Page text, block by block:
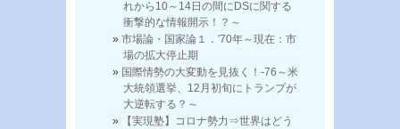
れから10～14日の間にDSに関する
衝撃的な情報開示！？～
市場論・国家論１．'70年～現在：市
場の拡大停止期
国際情勢の大変動を見抜く！-76～米
大統領選挙、12月初旬にトランプが
大逆転する？～
【実現塾】コロナ勢力⇒世界はどう